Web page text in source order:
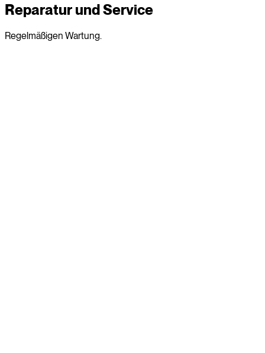
Reparatur und Service
Regelmäßigen Wartung.